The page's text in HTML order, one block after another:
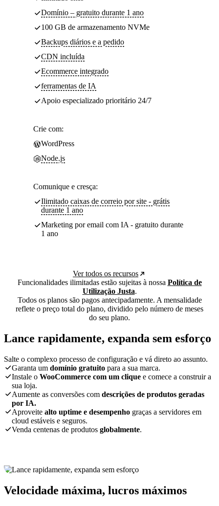
Domínio – gratuito durante 1 ano
100 GB de armazenamento NVMe
Backups diários e a pedido
CDN incluída
Ecommerce integrado
ferramentas de IA
Apoio especializado prioritário 24/7
Crie com:
WordPress
Node.js
Comunique e cresça:
Ilimitado caixas de correio por site - grátis
durante 1 ano
Marketing por email com IA - gratuito durante
1 ano
Ver todos os recursos
Funcionalidades ilimitadas estão sujeitas à nossa Política de
Utilização Justa.
Todos os planos são pagos antecipadamente. A mensalidade
reflete o preço total do plano, dividido pelo número de meses
do seu plano.
Lance rapidamente, expanda sem esforço
Salte o complexo processo de configuração e vá direto ao assunto.
Garanta um domínio gratuito para a sua marca.
Instale o WooCommerce com um clique e comece a construir a
sua loja.
Aumente as conversões com descrições de produtos geradas
por IA.
Aproveite alto uptime e desempenho graças a servidores em
cloud estáveis e seguros.
Venda centenas de produtos globalmente.
Velocidade máxima, lucros máximos